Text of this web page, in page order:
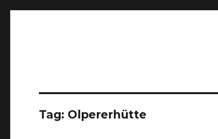
Tag: Olpererhütte